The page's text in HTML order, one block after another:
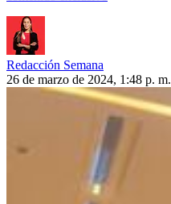
Redacción Semana
26 de marzo de 2024, 1:48 p. m.